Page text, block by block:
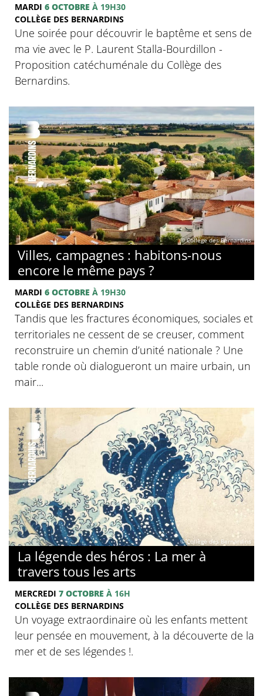
MARDI 6 OCTOBRE À 19H30
COLLÈGE DES BERNARDINS
Une soirée pour découvrir le baptême et sens de
ma vie avec le P. Laurent Stalla-Bourdillon -
Proposition catéchuménale du Collège des
Bernardins.
© Collège des Bernardins
Villes, campagnes : habitons-nous
encore le même pays ?
MARDI 6 OCTOBRE À 19H30
COLLÈGE DES BERNARDINS
Tandis que les fractures économiques, sociales et
territoriales ne cessent de se creuser, comment
reconstruire un chemin d’unité nationale ? Une
table ronde où dialogueront un maire urbain, un
mair...
© Collège des Bernardins
La légende des héros : La mer à
travers tous les arts
MERCREDI 7 OCTOBRE À 16H
COLLÈGE DES BERNARDINS
Un voyage extraordinaire où les enfants mettent
leur pensée en mouvement, à la découverte de la
mer et de ses légendes !.